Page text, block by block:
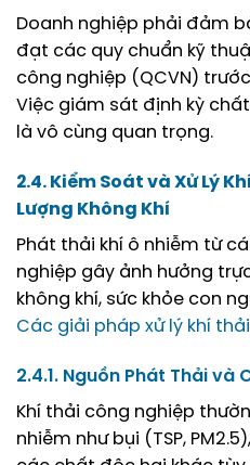
Doanh nghiệp phải đảm
đạt các quy chuẩn kỹ
công nghiệp (QCVN)
Việc giám sát định kỳ
là vô cùng quan trọng.
2.4. Kiểm Soát và Xử Lý
Lượng Không Khí
Phát thải khí ô nhiễm từ
nghiệp gây ảnh hưởng
không khí, sức khỏe con
Các giải pháp xử lý khí thải
2.4.1. Nguồn Phát Thải và
Khí thải công nghiệp
nhiễm như bụi (TSP,